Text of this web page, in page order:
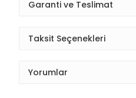
Garanti ve Teslimat
Taksit Seçenekleri
Yorumlar